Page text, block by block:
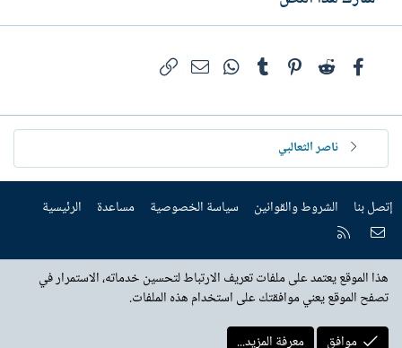
فيسبوكReddit
Pinterest
Tumblr
WhatsAppالبريد الإلكتروني
ناصر الثعالبي
إتصل بنا الشروط والقوانين سياسة الخصوصية مساعدة الرئيسية
إتصل بنا
هذا الموقع يعتمد على ملفات تعريف الارتباط لتحسين خدماته، الاستمرار في
تصفح الموقع يعني موافقتك على استخدام هذه الملفات.
موافق
معرفة المزيد...